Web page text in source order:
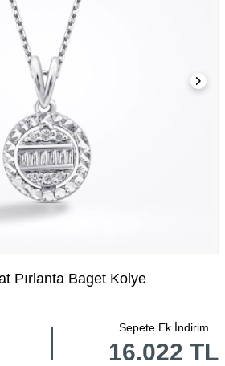
Pırlanta Baget Kolye
Sepete Ek İndirim
16.022 TL